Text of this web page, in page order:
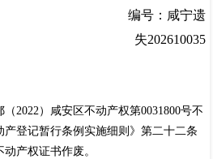
编号：咸宁遗
失202610035
（2022）咸安区不动产权第0031800号不
产登记暂行条例实施细则》第二十二条
产权证书作废。